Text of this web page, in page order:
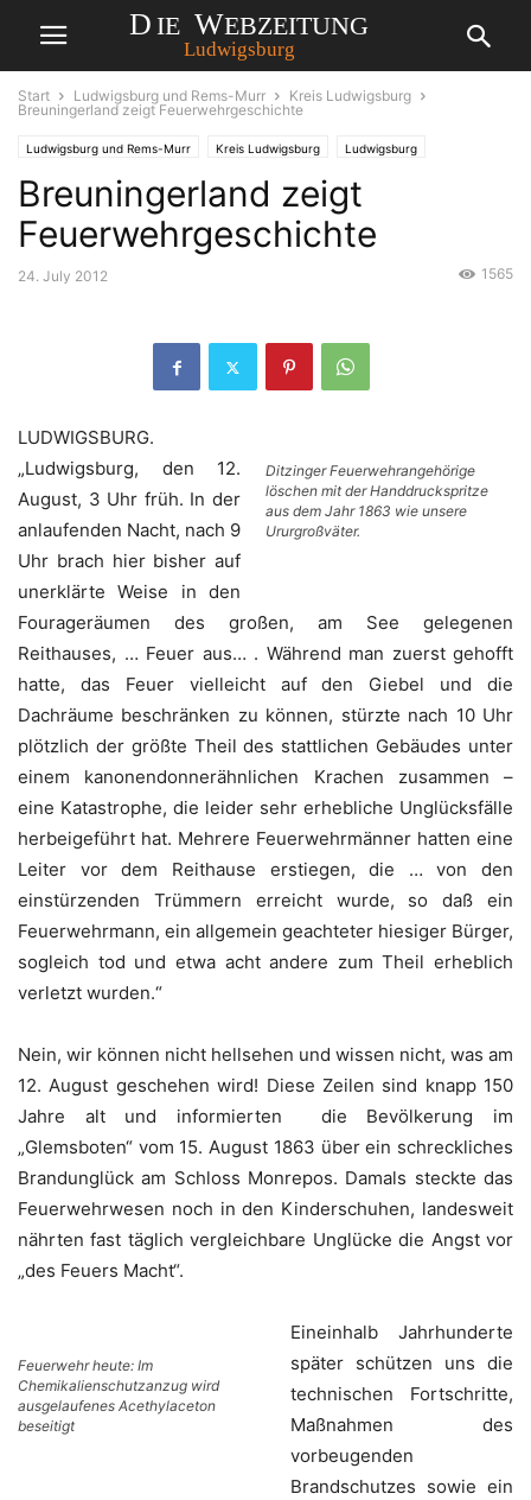
Start Ludwigsburg und Rems-Murr
Kreis Ludwigsburg
Breuningerland zeigt Feuerwehrgeschichte
Ludwigsburg und Rems-Murr Kreis Ludwigsburg Ludwigsburg
Breuningerland zeigt
Feuerwehrgeschichte
24. July 2012 1565
Ditzinger Feuerwehrangehörige
löschen mit der Handdruckspritze
aus dem Jahr 1863 wie unsere
Ururgroßväter.
LUDWIGSBURG.
„Ludwigsburg, den 12.
August, 3 Uhr früh. In der
anlaufenden Nacht, nach 9
Uhr brach hier bisher auf
unerklärte Weise in den
Fourageräumen des großen, am See gelegenen
Reithauses, … Feuer aus… . Während man zuerst gehofft
hatte, das Feuer vielleicht auf den Giebel und die
Dachräume beschränken zu können, stürzte nach 10 Uhr
plötzlich der größte Theil des stattlichen Gebäudes unter
einem kanonendonnerähnlichen Krachen zusammen –
eine Katastrophe, die leider sehr erhebliche Unglücksfälle
herbeigeführt hat. Mehrere Feuerwehrmänner hatten eine
Leiter vor dem Reithause erstiegen, die … von den
einstürzenden Trümmern erreicht wurde, so daß ein
Feuerwehrmann, ein allgemein geachteter hiesiger Bürger,
sogleich tod und etwa acht andere zum Theil erheblich
verletzt wurden.“
Nein, wir können nicht hellsehen und wissen nicht, was am
12. August geschehen wird! Diese Zeilen sind knapp 150
Jahre alt und informierten die Bevölkerung im
„Glemsboten“ vom 15. August 1863 über ein schreckliches
Brandunglück am Schloss Monrepos. Damals steckte das
Feuerwehrwesen noch in den Kinderschuhen, landesweit
nährten fast täglich vergleichbare Unglücke die Angst vor
„des Feuers Macht“.
Feuerwehr heute: Im
Chemikalienschutzanzug wird
ausgelaufenes Acethylaceton
beseitigt
Eineinhalb Jahrhunderte
später schützen uns die
technischen Fortschritte,
Maßnahmen des
vorbeugenden
Brandschutzes sowie ein